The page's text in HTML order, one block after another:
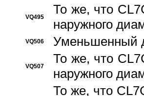
VQ495
То же, что
наружного
VQ506 Уменьшенный
VQ507
То же, что
наружного
То же, что